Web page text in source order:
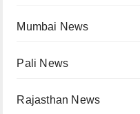
Mumbai News
Pali News
Rajasthan News